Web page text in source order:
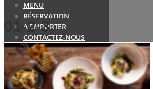
MENU
RÉSERVATION
A EMPORTER
CONTACTEZ-NOUS
01-2-3